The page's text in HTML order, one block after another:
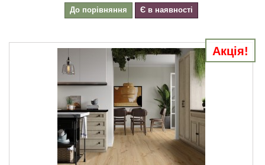
До порівняння Є в наявності
Акція!